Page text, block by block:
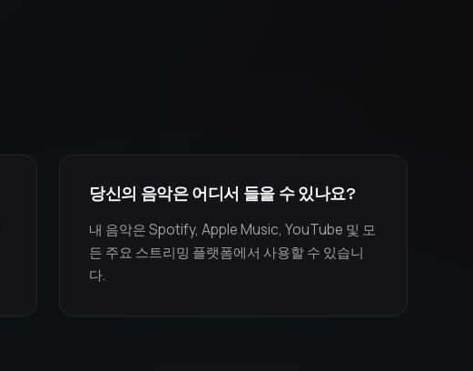
당신의 음악은 어디서 들을 수 있나요?
내 음악은 Spotify, Apple Music, YouTube 및 모
든 주요 스트리밍 플랫폼에서 사용할 수 있습니
다.